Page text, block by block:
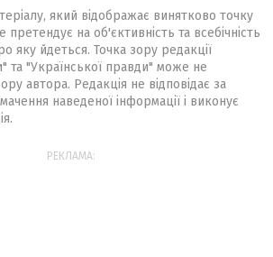
який відображає винятково точку
на об'єктивність та всебічність
яку йдеться. Точка зору редакції
та "Української правди" може не
автора. Редакція не відповідає за
наведеної інформації і виконує
РЕКЛАМА: